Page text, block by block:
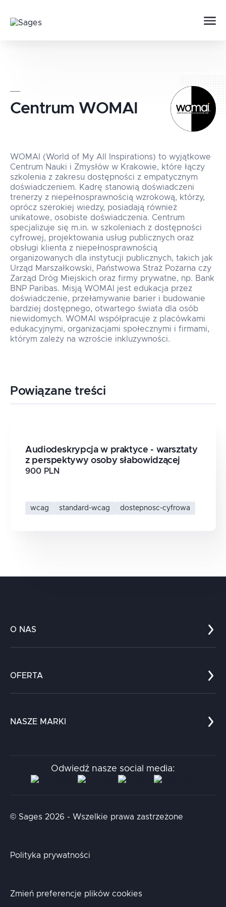
Centrum WOMAI
WOMAI (World of My All Inspirations) to wyjątkowe
Centrum Nauki i Zmysłów w Krakowie, które łączy
szkolenia z zakresu dostępności z empatycznym
doświadczeniem. Kadrę stanowią doświadczeni
trenerzy z niepełnosprawnością wzrokową, którzy,
oprócz szerokiej wiedzy, posiadają również
unikatowe, osobiste doświadczenia. Centrum
specjalizuje się m.in. w szkoleniach z dostępności
cyfrowej, projektowania usług publicznych oraz
obsługi klienta z niepełnosprawnością
organizowanych dla instytucji publicznych, takich jak
Urząd Marszałkowski, Państwowa Straż Pożarna czy
Zarząd Dróg Miejskich oraz firmy prywatne, np. Bank
BNP Paribas. Misją WOMAI jest edukacja przez
doświadczenie, przełamywanie barier i budowanie
bardziej dostępnego, otwartego świata dla osób
niewidomych. WOMAI współpracuje z placówkami
edukacyjnymi, organizacjami społecznymi i firmami,
którym zależy na wzroście inkluzywności.
Powiązane treści
Audiodeskrypcja w praktyce - warsztaty
z perspektywy osoby słabowidzącej
900 PLN
wcag standard-wcag dostepnosc-cyfrowa
O NAS
Kariera
Kontakt
OFERTA
Chatboty
NASZE MARKI
Aidapta
AI & NLP Day
Odwiedź nasze social media:
© Sages 2026 - Wszelkie prawa zastrzeżone
Polityka prywatności
Zmień preferencje plików cookies